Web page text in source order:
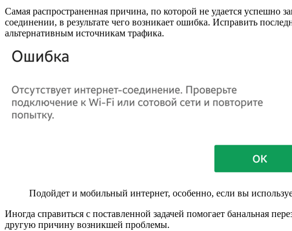
Самая распространенная причина, по которой не удается успешно
соединении, в результате чего возникает ошибка. Исправить
альтернативным источникам трафика.
Подойдет и мобильный интернет, особенно, если вы
Иногда справиться с поставленной задачей помогает банальная
другую причину возникшей проблемы.